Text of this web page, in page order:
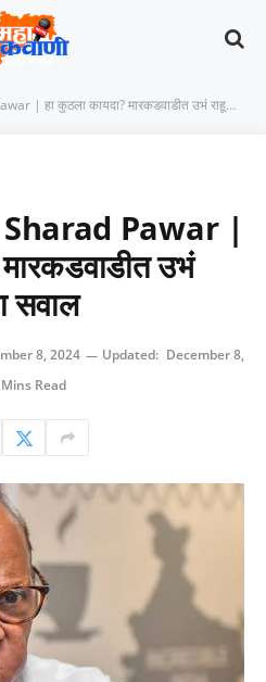
कायदा? मारकडवाडीत उभं राहून शरद पवारांचा सवाल
Pawar |
उभं
सवाल
8, 2024 Updated: December 8,
Read